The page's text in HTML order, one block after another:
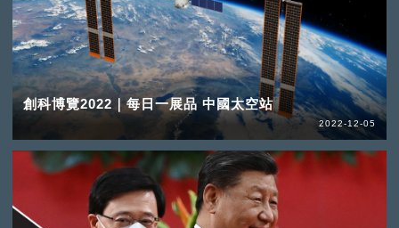
創科博覽2022｜每日一展品 中國太空站
2022-12-05